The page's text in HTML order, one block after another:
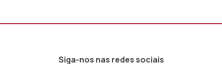
Siga-nos nas redes sociais